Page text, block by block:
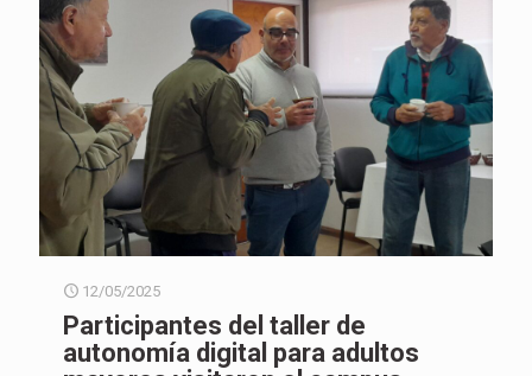
12/05/2025
Participantes del taller de
autonomía digital para adultos